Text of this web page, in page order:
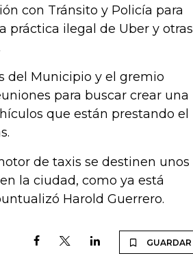
con Tránsito y Policía para
práctica ilegal de Uber y otras
del Municipio y el gremio
para buscar crear una
que están prestando el
de taxis se destinen unos
la ciudad, como ya está
Harold Guerrero.
GUARDAR